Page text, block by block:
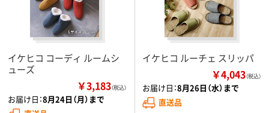
イケヒコ コーディ ルームシ
ューズ
￥3,183（税込）
お届け日：8月24日（月）まで
イケヒコ ルーチェ スリッパ
￥4,043（税込）
お届け日：8月26日（水）まで
直送品